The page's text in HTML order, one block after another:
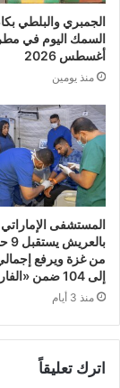
الجمبري والبلطي
أغسطس 2026
منذ يومين
المستشفى الإماراتي
من غزة ويرفع
إلى 104 ضمن «الفارس الشهم 3»
منذ 3 أيام
اترك تعليقاً